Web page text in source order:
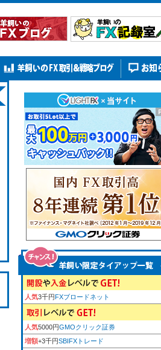
人気3千円FXブロードネット
人気5000円GMOクリック証券
増額+3千円SBIFXトレード